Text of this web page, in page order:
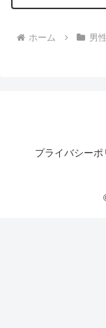
ホーム 男
プライバシーポ